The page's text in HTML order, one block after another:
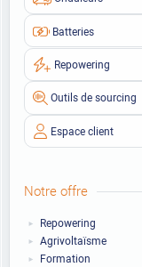
Batteries
Repowering
Outils de sourcing
Espace client
Notre offre
Repowering
Agrivoltaïsme
Formation